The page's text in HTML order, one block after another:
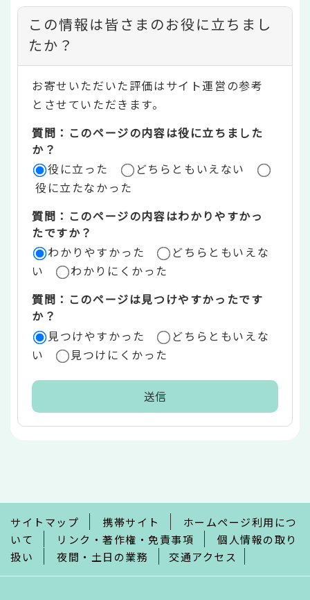
コ
ン
テ
ン
ツ
評
価
リ
ア
この情報は皆さまのお役に立ちまし
たか？
お寄せいただいた評価はサイト運営の参考
とさせていただきます。
質問：このページの内容は役に立ちました
か？
役に立った
どちらともいえない
役に立たなかった
質問：このページの内容はわかりやすかっ
たですか？
わかりやすかった
どちらともいえな
い
わかりにくかった
質問：このページは見つけやすかったです
か？
見つけやすかった
どちらともいえな
い
見つけにくかった
で
サイトマップ 携帯サイト
ホームページ利用につ
いて
リンク・著作権・免責事項
個人情報の取り
扱い
夜間・土日の業務 交通アクセス